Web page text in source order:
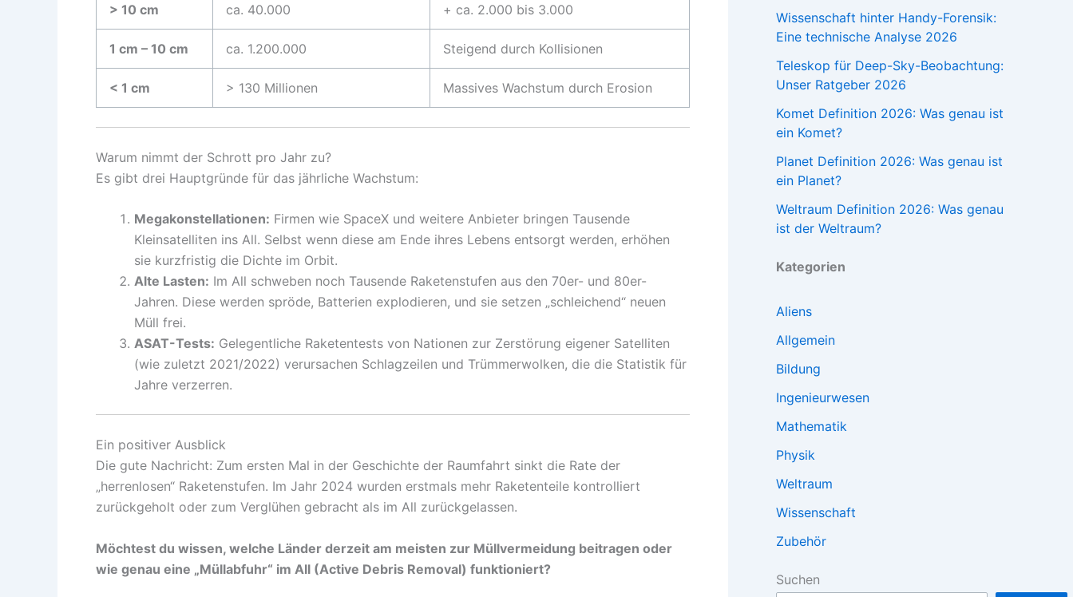
> 10 cm ca. 40.000 + ca. 2.000 bis 3.000
1 cm – 10 cm ca. 1.200.000 Steigend durch Kollisionen
< 1 cm > 130 Millionen Massives Wachstum durch Erosion
Warum nimmt der Schrott pro Jahr zu?
Es gibt drei Hauptgründe für das jährliche Wachstum:
Megakonstellationen: Firmen wie SpaceX und weitere Anbieter bringen Tausende
Kleinsatelliten ins All. Selbst wenn diese am Ende ihres Lebens entsorgt werden, erhöhen
sie kurzfristig die Dichte im Orbit.
Alte Lasten: Im All schweben noch Tausende Raketenstufen aus den 70er- und 80er-
Jahren. Diese werden spröde, Batterien explodieren, und sie setzen „schleichend“ neuen
Müll frei.
ASAT-Tests: Gelegentliche Raketentests von Nationen zur Zerstörung eigener Satelliten
(wie zuletzt 2021/2022) verursachen Schlagzeilen und Trümmerwolken, die die Statistik für
Jahre verzerren.
Ein positiver Ausblick
Die gute Nachricht: Zum ersten Mal in der Geschichte der Raumfahrt sinkt die Rate der
„herrenlosen“ Raketenstufen. Im Jahr 2024 wurden erstmals mehr Raketenteile kontrolliert
zurückgeholt oder zum Verglühen gebracht als im All zurückgelassen.
Möchtest du wissen, welche Länder derzeit am meisten zur Müllvermeidung beitragen oder
wie genau eine „Müllabfuhr“ im All (Active Debris Removal) funktioniert?
Wissenschaft hinter Handy-Forensik:
Eine technische Analyse 2026
Teleskop für Deep-Sky-Beobachtung:
Unser Ratgeber 2026
Komet Definition 2026: Was genau ist
ein Komet?
Planet Definition 2026: Was genau ist
ein Planet?
Weltraum Definition 2026: Was genau
ist der Weltraum?
Kategorien
Aliens
Allgemein
Bildung
Ingenieurwesen
Mathematik
Physik
Weltraum
Wissenschaft
Zubehör
Suchen